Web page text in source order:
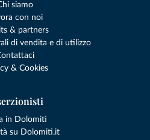
siamo
con noi
& partners
di vendita e di utilizzo
& Cookies
in Dolomiti
su Dolomiti.it